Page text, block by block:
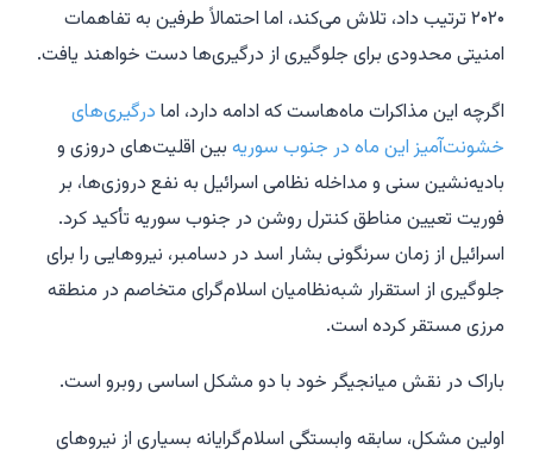
۲۰۲۰ ترتیب داد، تلاش می‌کند، اما احتمالاً طرفین به تفاهمات
امنیتی محدودی برای جلوگیری از درگیری‌ها دست خواهند یافت.
اگرچه این مذاکرات ماه‌هاست که ادامه دارد، اما درگیری‌های
خشونت‌آمیز این ماه در جنوب سوریه بین اقلیت‌های دروزی و
بادیه‌نشین سنی و مداخله نظامی اسرائیل به نفع دروزی‌ها، بر
فوریت تعیین مناطق کنترل روشن در جنوب سوریه تأکید کرد.
اسرائیل از زمان سرنگونی بشار اسد در دسامبر، نیروهایی را برای
جلوگیری از استقرار شبه‌نظامیان اسلام‌گرای متخاصم در منطقه
مرزی مستقر کرده است.
باراک در نقش میانجیگر خود با دو مشکل اساسی روبرو است.
اولین مشکل، سابقه وابستگی اسلام‌گرایانه بسیاری از نیروهای